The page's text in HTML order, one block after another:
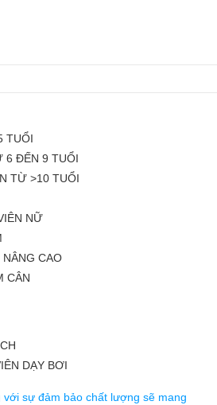
TUỔI
6 ĐẾN 9 TUỔI
TỪ >10 TUỔI
NỮ
CAO
CÂN
DẠY BƠI
sự đảm bảo chất lượng sẽ mang